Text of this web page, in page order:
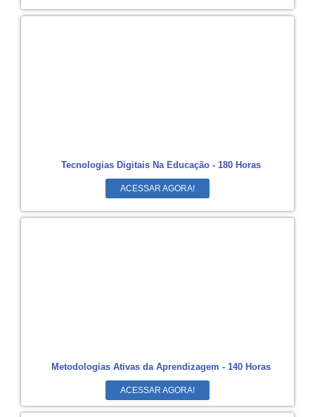
Tecnologias Digitais Na Educação - 180 Horas
ACESSAR AGORA!
Metodologias Ativas da Aprendizagem - 140 Horas
ACESSAR AGORA!